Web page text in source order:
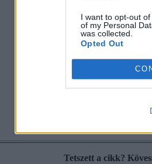
I want to opt-out
of my Personal
was collected.
Opted Out
Tetszett a cikk?